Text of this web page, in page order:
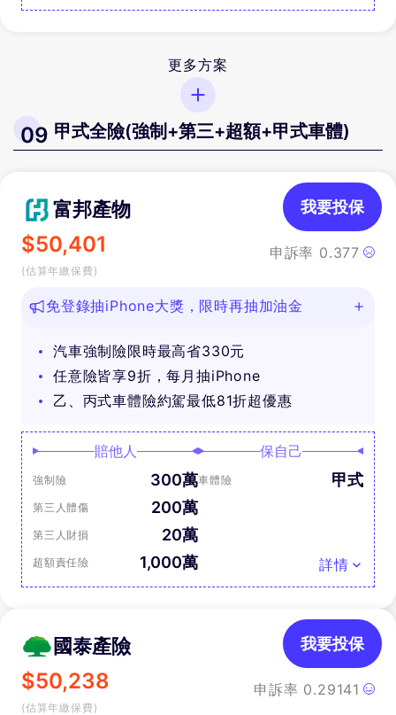
更多方案
09 甲式全險(強制+第三+超額+甲式車體)
富邦產物
$50,401
(估算年繳保費)
申訴率 0.377
我要投保
免登錄抽iPhone大獎，限時再抽加油金
汽車強制險限時最高省330元
任意險皆享9折，每月抽iPhone
乙、丙式車體險約駕最低81折超優惠
賠他人
強制險 300萬
第三人體傷 200萬
第三人財損 20萬
超額責任險 1,000萬
保自己
車體險 甲式
詳情
國泰產險
$50,238
(估算年繳保費)
申訴率 0.29141
我要投保